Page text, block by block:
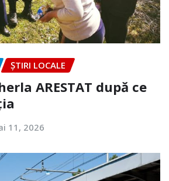
ȘTIRI LOCALE
ARESTAT după ce
11, 2026